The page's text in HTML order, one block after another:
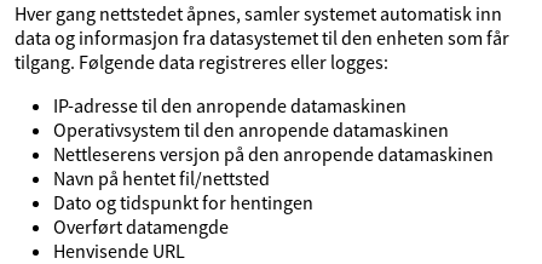
Hver gang nettstedet åpnes, samler systemet automatisk inn
data og informasjon fra datasystemet til den enheten som får
tilgang. Følgende data registreres eller logges:
IP-adresse til den anropende datamaskinen
Operativsystem til den anropende datamaskinen
Nettleserens versjon på den anropende datamaskinen
Navn på hentet fil/nettsted
Dato og tidspunkt for hentingen
Overført datamengde
Henvisende URL